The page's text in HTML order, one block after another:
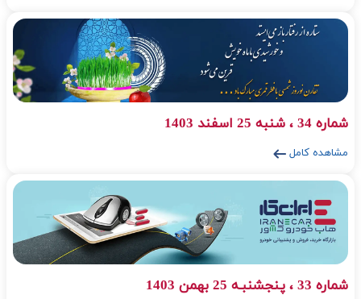
شماره 34 ، شنبه 25 اسفند 1403
مشاهده کامل
شماره 33 ، پنجشنبـه 25 بهمن 1403